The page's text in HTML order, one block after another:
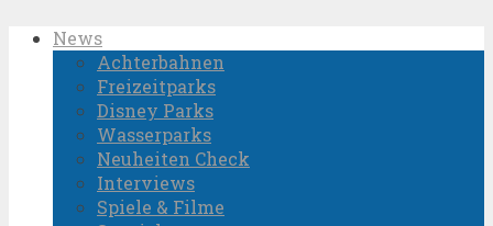
News
Achterbahnen
Freizeitparks
Disney Parks
Wasserparks
Neuheiten Check
Interviews
Spiele & Filme